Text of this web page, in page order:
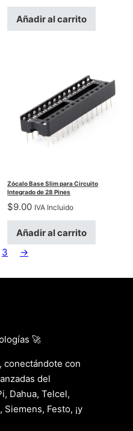
Añadir al carrito
Zócalo Base Slim para Circuito
Integrado de 28 Pines
$9.00 IVA Incluido
Añadir al carrito
3 →
🚀
conectándote con
del
Dahua, Telcel,
Festo, ¡y